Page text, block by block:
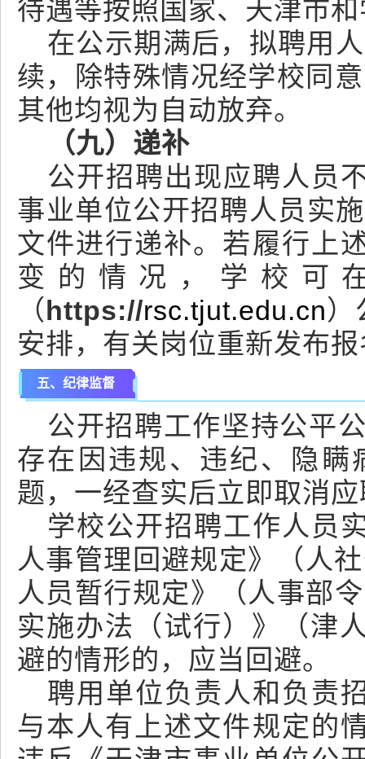
待遇等按照国家、天津市
在公示期满后，拟聘用
续，除特殊情况经学校同
其他均视为自动放弃。
（九）递补
公开招聘出现应聘人员
事业单位公开招聘人员实
文件进行递补。若履行上
变的情况，学校可
（https://rsc.tjut.edu.cn）
安排，有关岗位重新发布
五、纪律监督
公开招聘工作坚持公平
存在因违规、违纪、隐
题，一经查实后立即取消
学校公开招聘工作人员
人事管理回避规定》（人
人员暂行规定》（人事部
实施办法（试行）》（津
避的情形的，应当回避。
聘用单位负责人和负责
与本人有上述文件规定的